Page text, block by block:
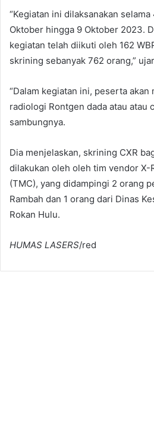
“Kegiatan ini dilaksanakan
Oktober hingga 9 Oktober 2023.
kegiatan telah diikuti oleh 162
skrining sebanyak 762 orang,”
“Dalam kegiatan ini, peserta akan
radiologi Rontgen dada atau atau
sambungnya.
Dia menjelaskan, skrining CXR
dilakukan oleh oleh tim vendor
(TMC), yang didampingi 2 orang
Rambah dan 1 orang dari Dinas
Rokan Hulu.
HUMAS LASERS/red